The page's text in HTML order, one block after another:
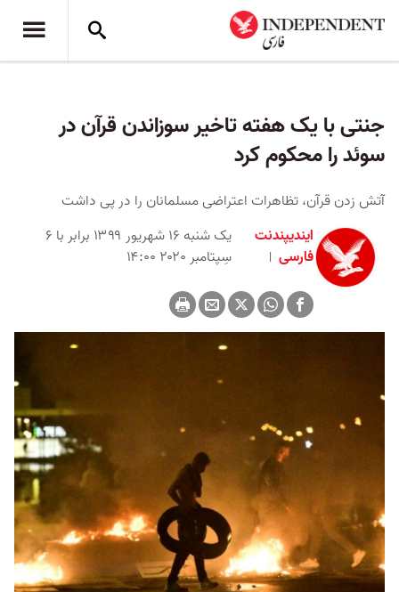
جنتی با یک هفته تاخیر سوزاندن قرآن در
سوئد را محکوم کرد
آتش زدن قرآن، تظاهرات اعتراضی مسلمانان را در پی داشت
ایندیپندنت
فارسی
یک شنبه ۱۶ شهریور ۱۳۹۹ برابر با ۶
سِپتامبر ۲۰۲۰ ۱۴:۰۰